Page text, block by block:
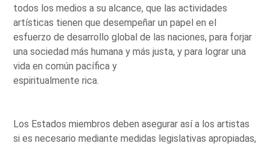
todos los medios a su alcance, que las actividades
artísticas tienen que desempeñar un papel en el
esfuerzo de desarrollo global de las naciones, para forjar
una sociedad más humana y más justa, y para lograr una
vida en común pacífica y
espiritualmente rica.
Los Estados miembros deben asegurar así a los artistas
si es necesario mediante medidas legislativas apropiadas,